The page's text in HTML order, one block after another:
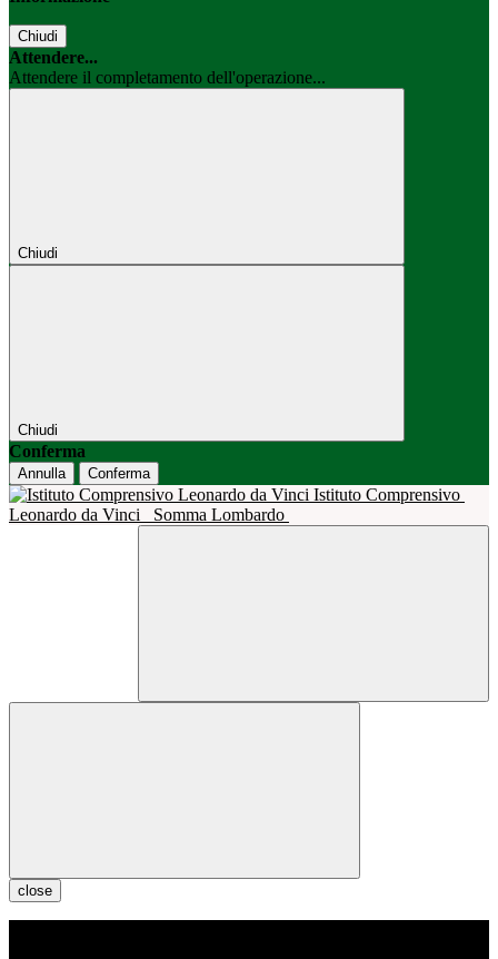
Chiudi
Attendere...
Attendere il completamento dell'operazione...
Chiudi
Chiudi
Conferma
Annulla Conferma
Istituto Comprensivo
Leonardo da Vinci
Somma Lombardo
close